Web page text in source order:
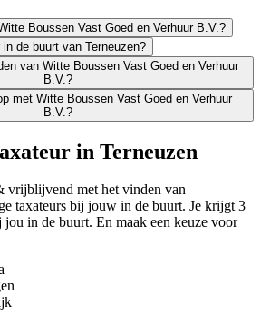
Boussen Vast Goed en Verhuur B.V.?
de buurt van Terneuzen?
van Witte Boussen Vast Goed en Verhuur
B.V.?
met Witte Boussen Vast Goed en Verhuur
B.V.?
in Terneuzen
vrijblijvend met het vinden van
taxateurs bij jouw in de buurt. Je krijgt 3
jou in de buurt. En maak een keuze voor